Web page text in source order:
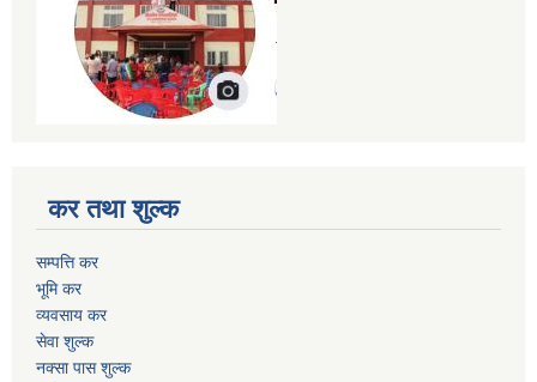
कर तथा शुल्क
सम्पत्ति कर
भूमि कर
व्यवसाय कर
सेवा शुल्क
नक्सा पास शुल्क